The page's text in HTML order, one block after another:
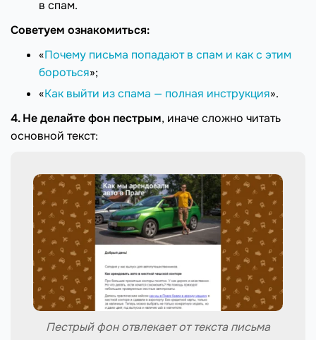
в спам.
Советуем ознакомиться:
«Почему письма попадают в спам и как с этим
бороться»;
«Как выйти из спама — полная инструкция».
4. Не делайте фон пестрым, иначе сложно читать
основной текст:
Пестрый фон отвлекает от текста письма